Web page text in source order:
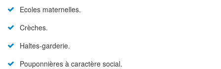
Ecoles maternelles.
Crèches.
Haltes-garderie.
Pouponnières à caractère social.